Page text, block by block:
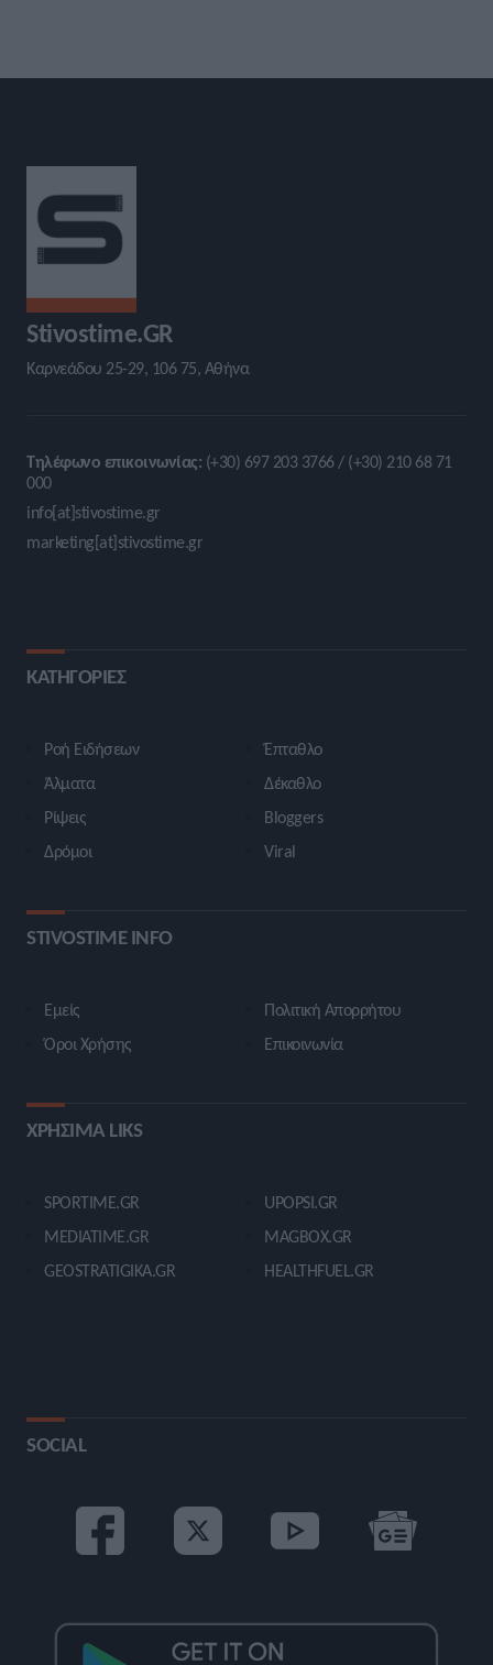
Stivostime.GR
Καρνεάδου 25-29, 106 75, Αθήνα
Τηλέφωνο επικοινωνίας: (+30) 697 203 3766 / (+30) 210 68 71
000
info[at]stivostime.gr
marketing[at]stivostime.gr
ΚΑΤΗΓΟΡΙΕΣ
Ροή Ειδήσεων
Άλματα
Ρίψεις
Δρόμοι
Έπταθλο
Δέκαθλο
Bloggers
Viral
STIVOSTIME INFO
Εμείς
Όροι Χρήσης
Πολιτική Απορρήτου
Επικοινωνία
ΧΡΗΣΙΜΑ LIKS
SPORTIME.GR
MEDIATIME.GR
GEOSTRATIGIKA.GR
UPOPSI.GR
MAGBOX.GR
HEALTHFUEL.GR
SOCIAL